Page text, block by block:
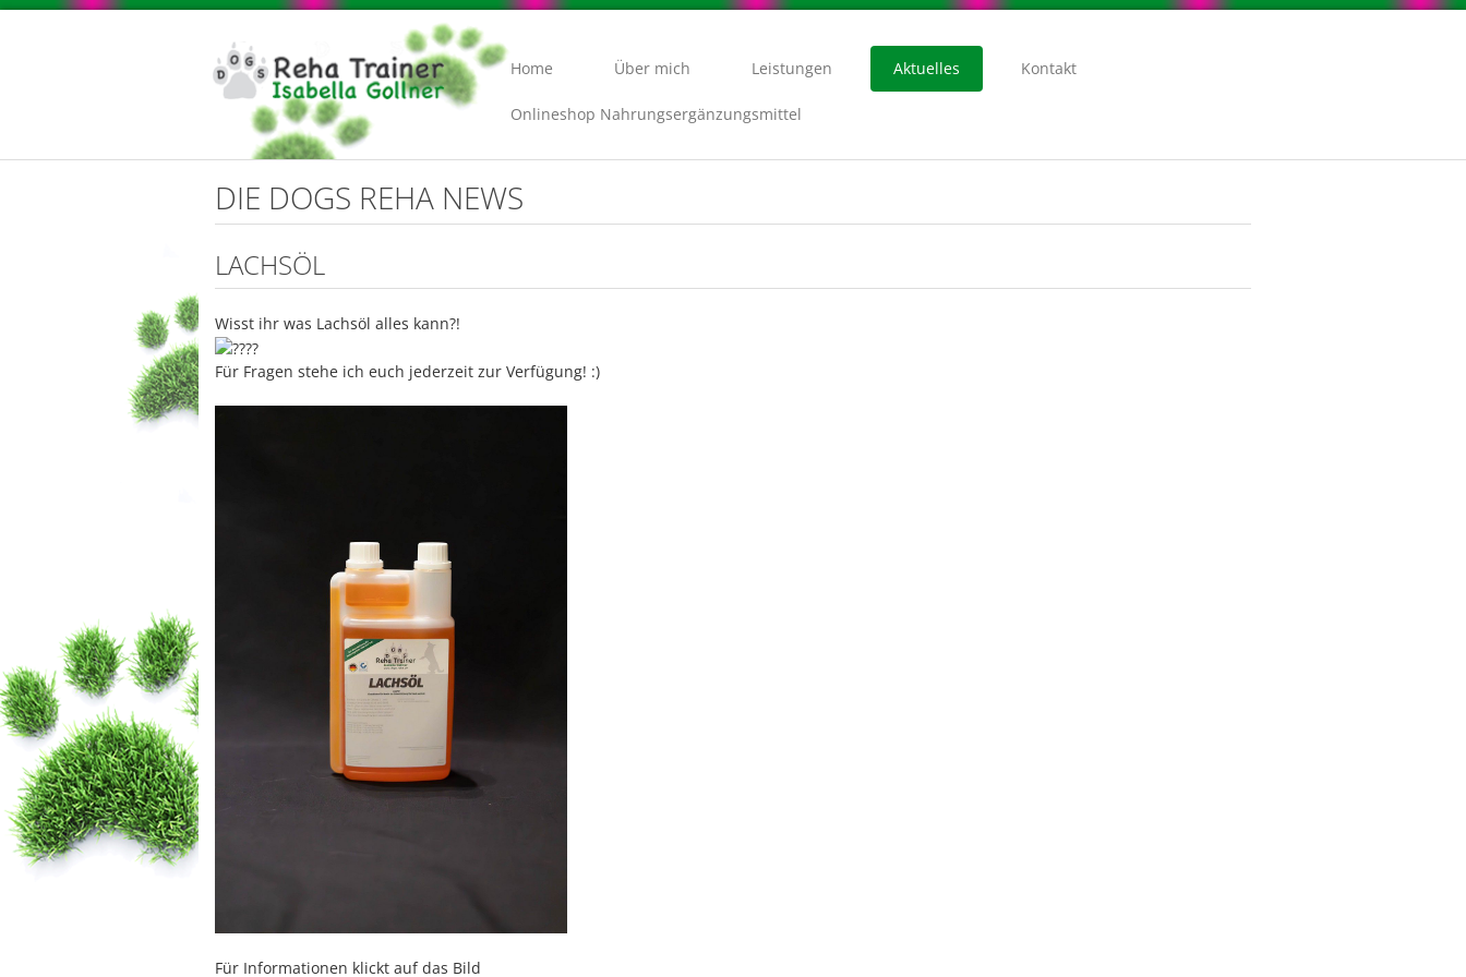
Home Über mich Leistungen Aktuelles Kontakt
Onlineshop Nahrungsergänzungsmittel
DIE DOGS REHA NEWS
LACHSÖL
Wisst ihr was Lachsöl alles kann?!
Für Fragen stehe ich euch jederzeit zur Verfügung! :)
Für Informationen klickt auf das Bild